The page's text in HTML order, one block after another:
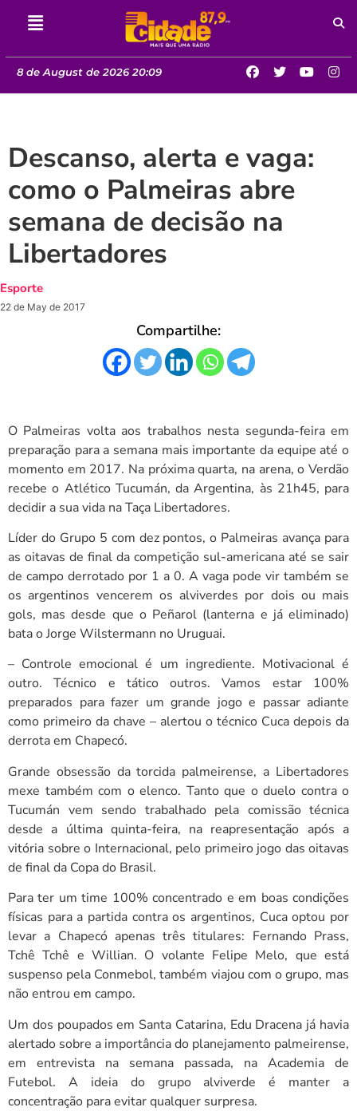
8 de August de 2026 20:09
Descanso, alerta e vaga:
como o Palmeiras abre
semana de decisão na
Libertadores
Esporte
22 de May de 2017
Compartilhe:
O Palmeiras volta aos trabalhos nesta segunda-feira em
preparação para a semana mais importante da equipe até o
momento em 2017. Na próxima quarta, na arena, o Verdão
recebe o Atlético Tucumán, da Argentina, às 21h45, para
decidir a sua vida na Taça Libertadores.
Líder do Grupo 5 com dez pontos, o Palmeiras avança para
as oitavas de final da competição sul-americana até se sair
de campo derrotado por 1 a 0. A vaga pode vir também se
os argentinos vencerem os alviverdes por dois ou mais
gols, mas desde que o Peñarol (lanterna e já eliminado)
bata o Jorge Wilstermann no Uruguai.
– Controle emocional é um ingrediente. Motivacional é
outro. Técnico e tático outros. Vamos estar 100%
preparados para fazer um grande jogo e passar adiante
como primeiro da chave – alertou o técnico Cuca depois da
derrota em Chapecó.
Grande obsessão da torcida palmeirense, a Libertadores
mexe também com o elenco. Tanto que o duelo contra o
Tucumán vem sendo trabalhado pela comissão técnica
desde a última quinta-feira, na reapresentação após a
vitória sobre o Internacional, pelo primeiro jogo das oitavas
de final da Copa do Brasil.
Para ter um time 100% concentrado e em boas condições
físicas para a partida contra os argentinos, Cuca optou por
levar a Chapecó apenas três titulares: Fernando Prass,
Tchê Tchê e Willian. O volante Felipe Melo, que está
suspenso pela Conmebol, também viajou com o grupo, mas
não entrou em campo.
Um dos poupados em Santa Catarina, Edu Dracena já havia
alertado sobre a importância do planejamento palmeirense,
em entrevista na semana passada, na Academia de
Futebol. A ideia do grupo alviverde é manter a
concentração para evitar qualquer surpresa.